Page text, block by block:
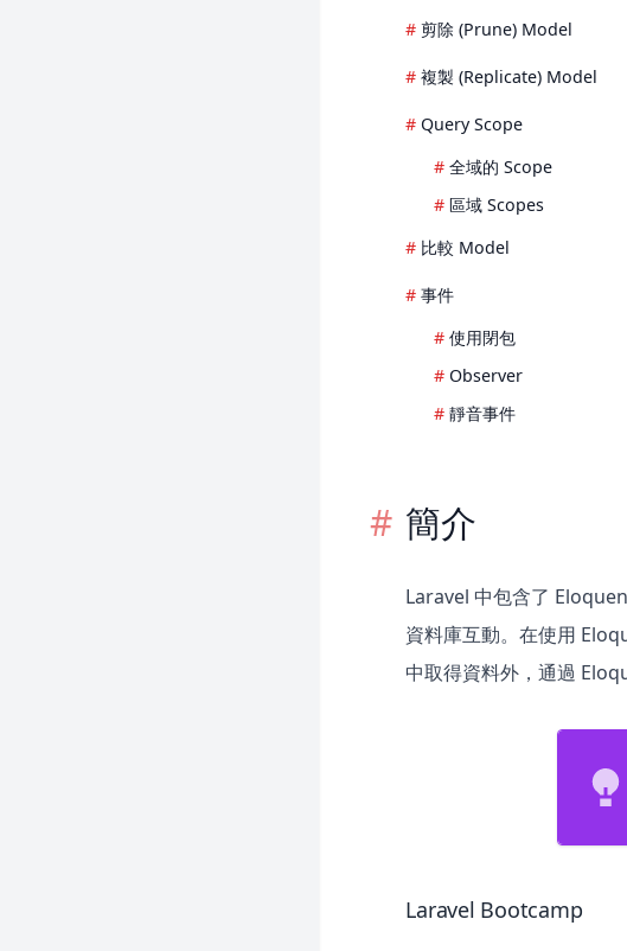
剪除 (Prune) Model
複製 (Replicate) Model
Query Scope
全域的 Scope
區域 Scopes
比較 Model
事件
使用閉包
Observer
靜音事件
簡介
Laravel 中包含了
資料庫互動。在使用
中取得資料外，通過
Laravel Bootcamp